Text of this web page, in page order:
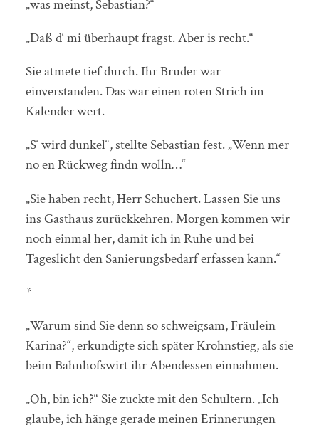
„was meinst, Sebastian?“
„Daß d‘ mi überhaupt fragst. Aber is recht.“
Sie atmete tief durch. Ihr Bruder war
einverstanden. Das war einen roten Strich im
Kalender wert.
„S‘ wird dunkel“, stellte Sebastian fest. „Wenn mer
no en Rückweg findn wolln…“
„Sie haben recht, Herr Schuchert. Lassen Sie uns
ins Gasthaus zurückkehren. Morgen kommen wir
noch einmal her, damit ich in Ruhe und bei
Tageslicht den Sanierungsbedarf erfassen kann.“
*
„Warum sind Sie denn so schweigsam, Fräulein
Karina?“, erkundigte sich später Krohnstieg, als sie
beim Bahnhofswirt ihr Abendessen einnahmen.
„Oh, bin ich?“ Sie zuckte mit den Schultern. „Ich
glaube, ich hänge gerade meinen Erinnerungen